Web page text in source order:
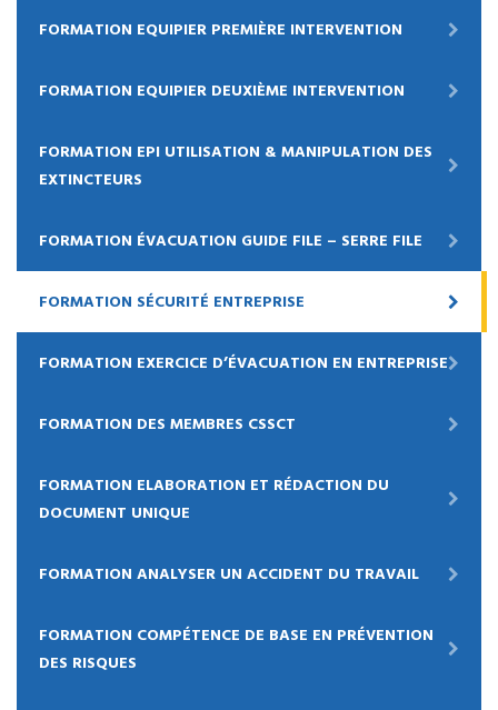
FORMATION EQUIPIER PREMIÈRE INTERVENTION
FORMATION EQUIPIER DEUXIÈME INTERVENTION
FORMATION EPI UTILISATION & MANIPULATION DES
EXTINCTEURS
FORMATION ÉVACUATION GUIDE FILE – SERRE FILE
FORMATION SÉCURITÉ ENTREPRISE
FORMATION EXERCICE D’ÉVACUATION EN ENTREPRISE
FORMATION DES MEMBRES CSSCT
FORMATION ELABORATION ET RÉDACTION DU
DOCUMENT UNIQUE
FORMATION ANALYSER UN ACCIDENT DU TRAVAIL
FORMATION COMPÉTENCE DE BASE EN PRÉVENTION
DES RISQUES